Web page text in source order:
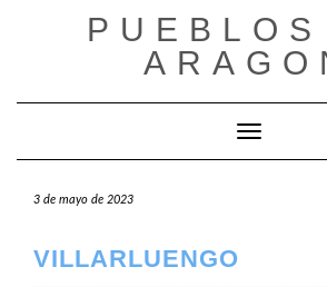
PUEBLOS
Cambiar
3 de mayo de 2023
VILLARLUENGO